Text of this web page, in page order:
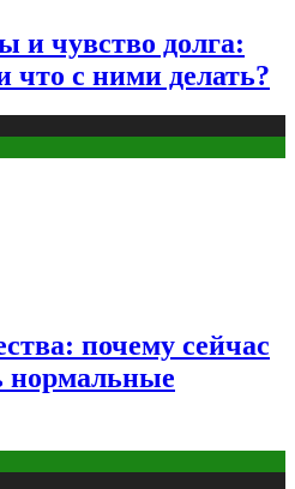
и чувство долга:
что с ними делать?
почему сейчас
нормальные